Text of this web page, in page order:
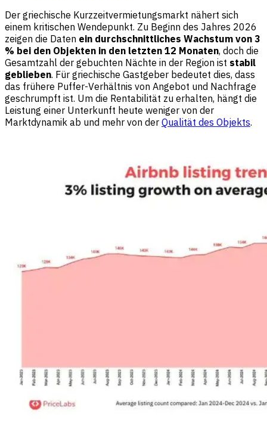
Der griechische Kurzzeitvermietungsmarkt nähert sich
einem kritischen Wendepunkt. Zu Beginn des Jahres 2026
zeigen die Daten ein durchschnittliches Wachstum von 3
% bei den Objekten in den letzten 12 Monaten, doch die
Gesamtzahl der gebuchten Nächte in der Region ist stabil
geblieben. Für griechische Gastgeber bedeutet dies, dass
das frühere Puffer-Verhältnis von Angebot und Nachfrage
geschrumpft ist. Um die Rentabilität zu erhalten, hängt die
Leistung einer Unterkunft heute weniger von der
Marktdynamik ab und mehr von der Qualität des Objekts.